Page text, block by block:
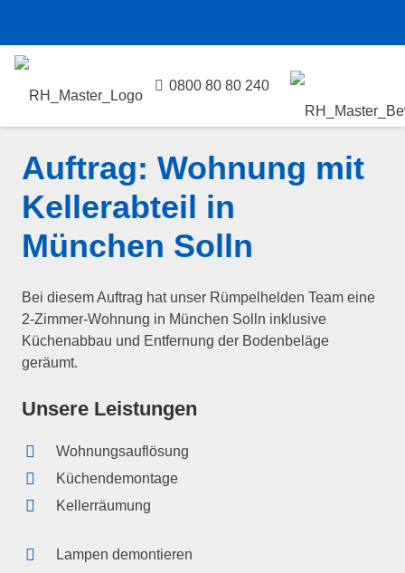
0800 80 80 240
Auftrag: Wohnung mit
Kellerabteil in
München Solln
Bei diesem Auftrag hat unser Rümpelhelden Team eine
2-Zimmer-Wohnung in München Solln inklusive
Küchenabbau und Entfernung der Bodenbeläge
geräumt.
Unsere Leistungen
Wohnungsauflösung
Küchendemontage
Kellerräumung
Lampen demontieren